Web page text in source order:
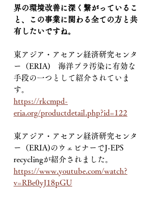
界の環境改善に深く繋がっているこ
と、この事業に関わる全ての方と共
有したいですね。
東アジア・アセアン経済研究センタ
ー（ERIA)　海洋プラ汚染に有効な
手段の一つとして紹介されていま
す。
https://rkcmpd-
eria.org/productdetail.php?id=122
東アジア・アセアン経済研究センタ
ー（ERIA)のウェビナーでJ-EPS
recyclingが紹介されました。
https://www.youtube.com/watch?
v=RBe0yJ18pGU